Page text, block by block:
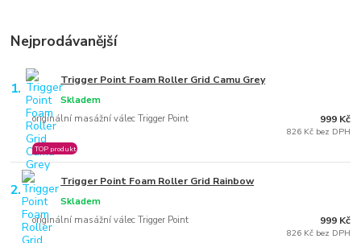
Nejprodávanější
1. Trigger Point Foam Roller Grid Camu Grey
originální masážní válec Trigger Point
Skladem
TOP produkt
999 Kč
826 Kč bez DPH
2. Trigger Point Foam Roller Grid Rainbow
originální masážní válec Trigger Point
Skladem
999 Kč
826 Kč bez DPH